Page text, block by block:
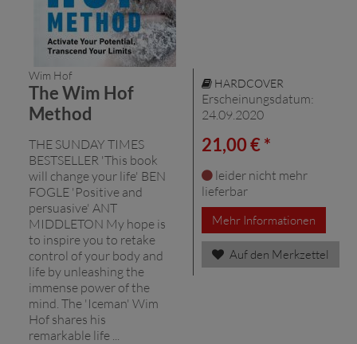
Wim Hof
The Wim Hof
Method
THE SUNDAY TIMES
BESTSELLER 'This book
will change your life' BEN
FOGLE 'Positive and
persuasive' ANT
MIDDLETON My hope is
to inspire you to retake
control of your body and
life by unleashing the
immense power of the
mind. The 'Iceman' Wim
Hof shares his
remarkable life ...
HARDCOVER
Erscheinungsdatum:
24.09.2020
21,00 € *
leider nicht mehr
lieferbar
Mehr Informationen
Auf den Merkzettel